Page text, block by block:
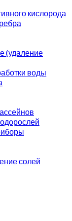
кислорода
(удаление
воды
солей